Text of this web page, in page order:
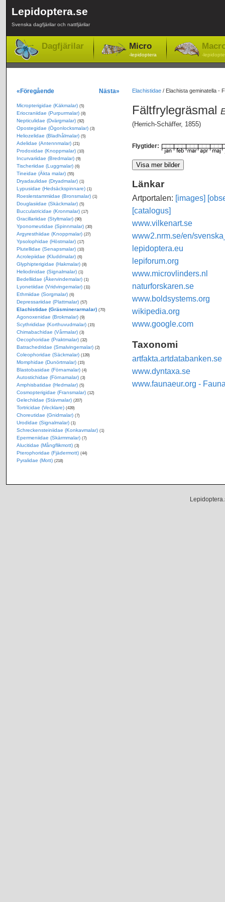
Lepidoptera.se
Svenska dagfjärilar och nattfjärilar
Dagfjärilar Micro
-lepidoptera -
Elachistidae/ Elachista geminatella -
Fältfrylegräsmal
(Herrich-Schäffer, 1855)
Flygtider:
Länkar
Artportalen: [images]
[catalogus]
www.vilkenart.se
www2.nrm.se/en/
lepidoptera.eu
lepiforum.org
www.microvlinders.nl
naturforskaren.se
www.boldsystems.org
wikipedia.org
www.google.com
Taxonomi
artfakta.artdatabanken.se
www.dyntaxa.se
www.faunaeur.org -
«Föregående Nästa»
Micropterigidae (Käkmalar) (5)
Eriocraniidae (Purpurmalar) (8)
Nepticulidae (Dvärgmalar) (92)
Opostegidae (Ögonlocksmalar) (3)
Heliozelidae (Bladhålmalar) (5)
Adelidae (Antennmalar) (21)
Prodoxidae (Knoppmalar) (10)
Incurvariidae (Bredmalar) (9)
Tischeriidae (Luggmalar) (6)
Tineidae (Äkta malar) (55)
Dryadaulidae (Dryadmalar) (1)
Lypusidae (Hedsäckspinnare) (1)
Roeslerstammiidae (Bronsmalar) (1)
Douglasiidae (Skäckmalar) (5)
Bucculatricidae (Kronmalar) (17)
Gracillariidae (Styltmalar) (90)
Yponomeutidae (Spinnmalar) (30)
Argyresthiidae (Knoppmalar) (27)
Ypsolophidae (Höstmalar) (17)
Plutellidae (Senapsmalar) (10)
Acrolepiidae (Kluddmalar) (6)
Glyphipterigidae (Hakmalar) (8)
Heliodinidae (Signalmalar) (1)
Bedelliidae (Åkervindemalar) (1)
Lyonetiidae (Vridvingemalar) (11)
Ethmiidae (Sorgmalar) (6)
Depressariidae (Plattmalar) (57)
Elachistidae (Gräsminerarmalar) (70)
Agonoxenidae (Brokmalar) (9)
Scythrididae (Korthuvudmalar) (15)
Chimabachidae (Vårmalar) (3)
Oecophoridae (Praktmalar) (32)
Batrachedridae (Smalvingemalar) (2)
Coleophoridae (Säckmalar) (139)
Momphidae (Dunörtmalar) (15)
Blastobasidae (Förnamalar) (4)
Autostichidae (Förnamalar) (3)
Amphisbatidae (Hedmalar) (5)
Cosmopterigidae (Fransmalar) (12)
Gelechiidae (Stävmalar) (207)
Tortricidae (Vecklare) (439)
Choreutidae (Gnidmalar) (7)
Urodidae (Signalmalar) (1)
Schreckensteiniidae (Konkavmalar) (1)
Epermeniidae (Skärmmalar) (7)
Alucitidae (Mångflikmott) (3)
Pterophoridae (Fjädermott) (44)
Pyralidae (Mott) (218)